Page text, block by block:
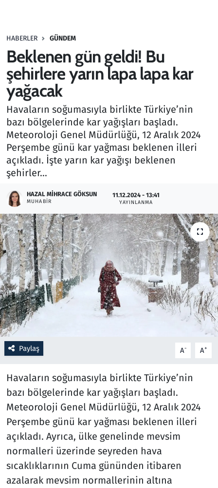
HABERLER GÜNDEM
Beklenen gün geldi! Bu
şehirlere yarın lapa lapa kar
yağacak
Havaların soğumasıyla birlikte Türkiye’nin
bazı bölgelerinde kar yağışları başladı.
Meteoroloji Genel Müdürlüğü, 12 Aralık 2024
Perşembe günü kar yağması beklenen illeri
açıkladı. İşte yarın kar yağışı beklenen
şehirler...
HAZAL MIHRACE GÖKSUN
MUHABIR
11.12.2024 - 13:41
YAYINLANMA
Paylaş A- A+
Havaların soğumasıyla birlikte Türkiye’nin
bazı bölgelerinde kar yağışları başladı.
Meteoroloji Genel Müdürlüğü, 12 Aralık 2024
Perşembe günü kar yağması beklenen illeri
açıkladı. Ayrıca, ülke genelinde mevsim
normalleri üzerinde seyreden hava
sıcaklıklarının Cuma gününden itibaren
azalarak mevsim normallerinin altına
Haber
Kültür Sanat
Kurumsal Haberler
Lezzet Durağı
Memur ve Kamu
Otomobil
Oyun
Ramazan
Resmi İlanlar
Rüya Tabirleri
Sağlık
Savunma Sanayi
Seçim 2023
Teknoloji ve Bilim
Televizyon